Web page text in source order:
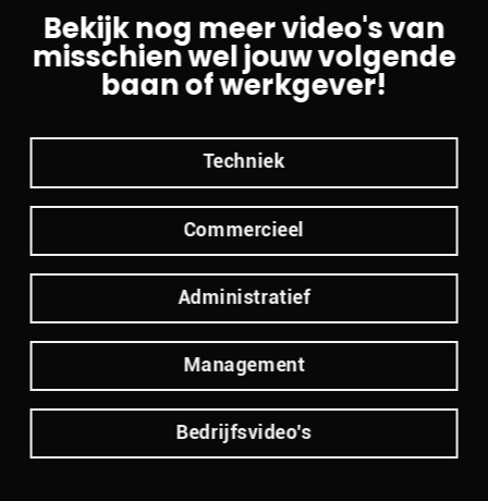
Bekijk nog meer video's van
misschien wel jouw volgende
baan of werkgever!
Techniek
Commercieel
Administratief
Management
Bedrijfsvideo's